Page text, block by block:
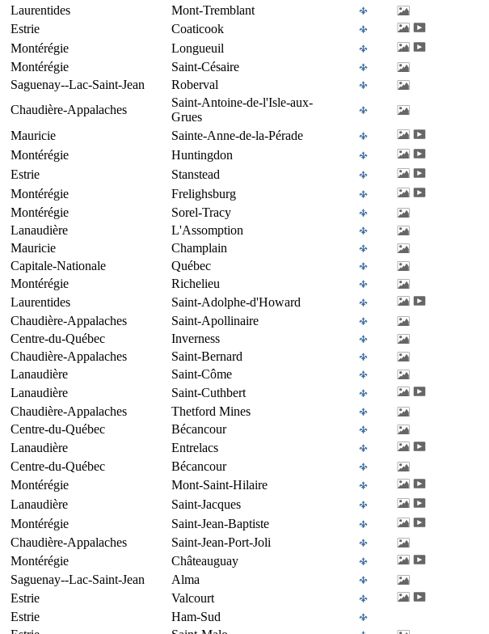
Laurentides
Mont-Tremblant
Estrie
Coaticook
Montérégie
Longueuil
Montérégie
Saint-Césaire
Saguenay--Lac-Saint-Jean
Roberval
Chaudière-Appalaches
Saint-Antoine-de-l'Isle-aux-
Grues
Mauricie
Sainte-Anne-de-la-Pérade
Montérégie
Huntingdon
Estrie
Stanstead
Montérégie
Frelighsburg
Montérégie
Sorel-Tracy
Lanaudière
L'Assomption
Mauricie
Champlain
Capitale-Nationale
Québec
Montérégie
Richelieu
Laurentides
Saint-Adolphe-d'Howard
Chaudière-Appalaches
Saint-Apollinaire
Centre-du-Québec
Inverness
Chaudière-Appalaches
Saint-Bernard
Lanaudière
Saint-Côme
Lanaudière
Saint-Cuthbert
Chaudière-Appalaches
Thetford Mines
Centre-du-Québec
Bécancour
Lanaudière
Entrelacs
Centre-du-Québec
Bécancour
Montérégie
Mont-Saint-Hilaire
Lanaudière
Saint-Jacques
Montérégie
Saint-Jean-Baptiste
Chaudière-Appalaches
Saint-Jean-Port-Joli
Montérégie
Châteauguay
Saguenay--Lac-Saint-Jean
Alma
Estrie
Valcourt
Estrie
Ham-Sud